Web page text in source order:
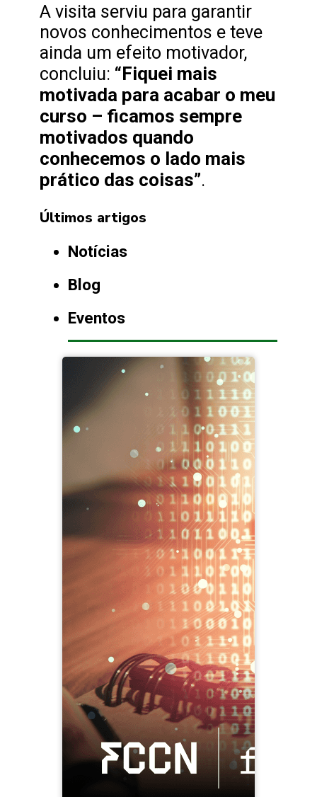
A visita serviu para garantir
novos conhecimentos e teve
ainda um efeito motivador,
concluiu: “Fiquei mais
motivada para acabar o meu
curso – ficamos sempre
motivados quando
conhecemos o lado mais
prático das coisas”.
Últimos artigos
Notícias
Blog
Eventos